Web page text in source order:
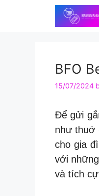
BFO
15/07/2024
Để gửi
như thuở
cho gia
với
và tích